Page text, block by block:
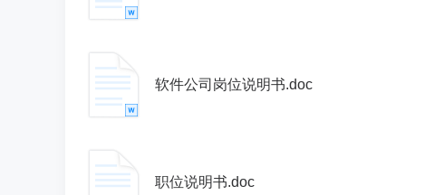
软件公司岗位说明书.doc
职位说明书.doc